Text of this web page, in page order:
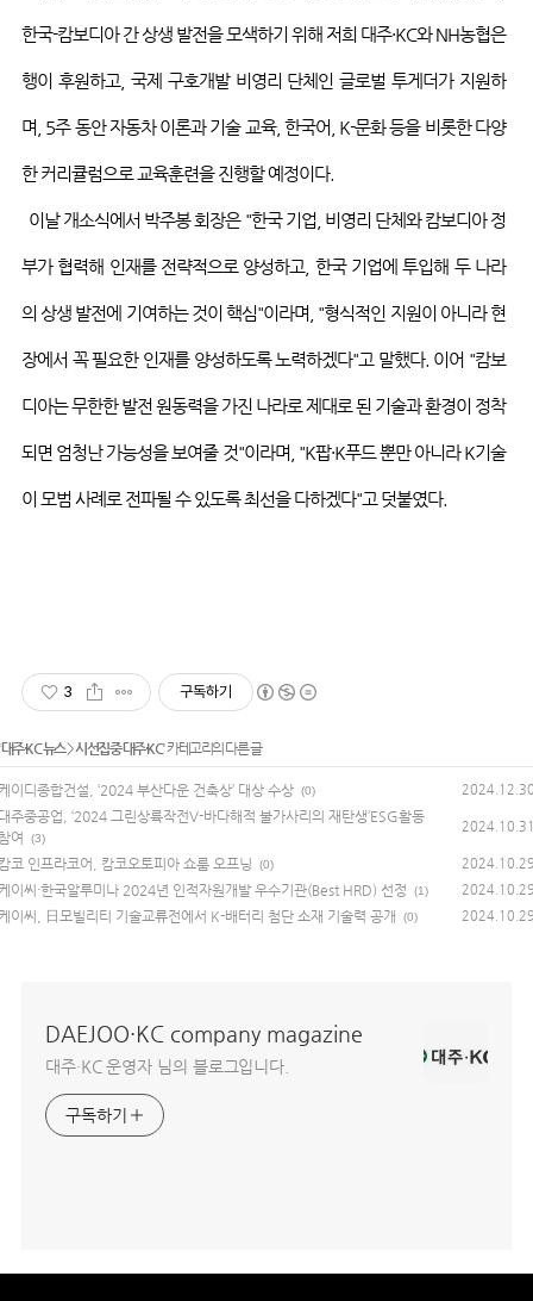
한국-캄보디아 간 상생 발전을 모색하기 위해 저희 대주·KC와NH농협은
행이 후원하고 국제 구호개발 비영리 단체인 글로벌투게더가지원하
며 , 5주 동안 자동차 이론과 기술 교육, 한국어 , K-문화 등을 비롯한 다양
한 커리큘럼으로 교육훈련을 진행할 예정이다.
이날 개소식에서 박주봉 회장은 "한국 기업 비영리 단체와 캄보디아 정
부가 협력해 인재를 전략적으로 양성하고 한국 기업에 투입해 두 나라
의 상생 발전에 기여하는 것이 핵심"이라며 "형식적인 지원이 아니라 현
장에서 꼭 필요한 인재를 양성하도록 노력하겠다"고 말했다. 이어 "캄보
디아는 무한한 발전 원동력을 가진 나라로 제대로 된 기술과 환경이 정착
되면 엄청난 가능성을 보여줄 것"이라며 "K팝·K푸드 뿐만 아니라K기술
이 모범 사례로 전파될 수 있도록 최선을 다하겠다"고 덧붙였다.
3 구독하기
대주·KC 뉴스>시선집중 대주·KC' 카테고리의 다른 글
이디종합건설, ‘2024 부산다운 건축상’ 대상 수상 (0)
주중공업, ‘2024 그린상륙작전V-바다해적 불가사리의 재탄생’ESG활동
여
(3)
코 인프라코어, 캄코오토피아 쇼룸 오프닝 (0)
이씨·한국알루미나 2024년 인적자원개발 우수기관(Best HRD) 선정 (1)
이씨, 日모빌리티 기술교류전에서 K-배터리 첨단 소재 기술력 공개 (0)
DAEJOO·KC company magazine
대주·KC 운영자 님의 블로그입니다.
구독하기